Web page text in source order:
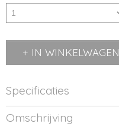
IN WINKELWAGEN
Specificaties
Productcode
8029-01
Omschrijving